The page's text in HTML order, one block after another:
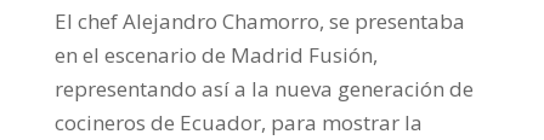
El chef Alejandro Chamorro, se presentaba
en el escenario de Madrid Fusión,
representando así a la nueva generación de
cocineros de Ecuador, para mostrar la